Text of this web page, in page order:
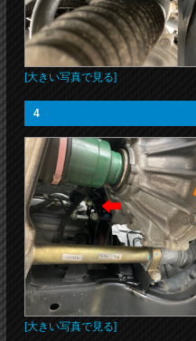
[大きい写真で見る]
4
[大きい写真で見る]